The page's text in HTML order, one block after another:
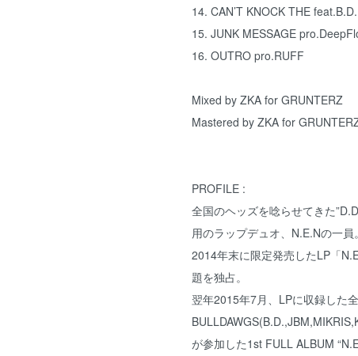
14. CAN’T KNOCK THE
15. JUNK MESSAGE
16. OUTRO pro.RUFF
Mixed by ZKA for GRUNTERZ
Mastered by ZKA for
PROFILE :
全国のヘッズを唸らせてきた
用のラップデュオ、N.E.Nの一員。
2014年末に限定発売したLP「
題を独占。
翌年2015年7月、LPに収録した
が参加した1st FULL ALBUM